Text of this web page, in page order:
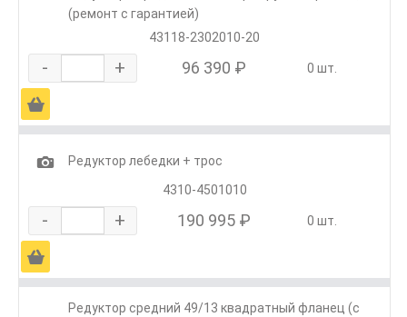
(ремонт с гарантией)
43118-2302010-20
- + 96 390 ₽ 0 шт.
Ä
1
Редуктор лебедки + трос
4310-4501010
- + 190 995 ₽ 0 шт.
Ä
Редуктор средний 49/13 квадратный фланец (с